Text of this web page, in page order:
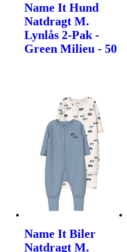
Name It Hund
Natdragt M.
Lynlås 2-Pak -
Green Milieu - 50
Name It Biler
Natdragt M.